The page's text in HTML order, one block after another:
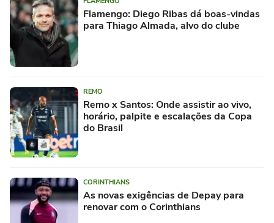
Flamengo: Diego Ribas dá boas-vindas
para Thiago Almada, alvo do clube
REMO
Remo x Santos: Onde assistir ao vivo,
horário, palpite e escalações da Copa
do Brasil
CORINTHIANS
As novas exigências de Depay para
renovar com o Corinthians